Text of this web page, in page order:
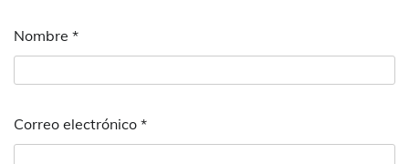
Nombre *
Correo electrónico *